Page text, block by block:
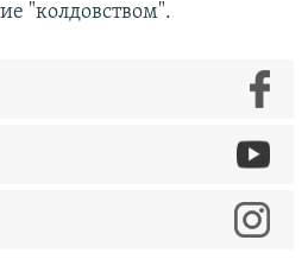
"колдовством".